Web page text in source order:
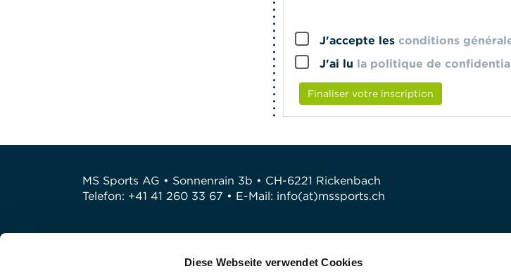
Diese Webseite verwendet Cookies
J'accepte les conditions
J'ai lu la politique de
Finaliser votre inscription
MS Sports AG • Sonnenrain 3b • CH-6221 Rickenbach
Telefon: +41 41 260 33 67 • E-Mail: info(at)mssports.ch